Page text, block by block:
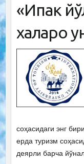
«Ипак
халқаро
соҳасидаги энг
ерда туризм
деярли барча